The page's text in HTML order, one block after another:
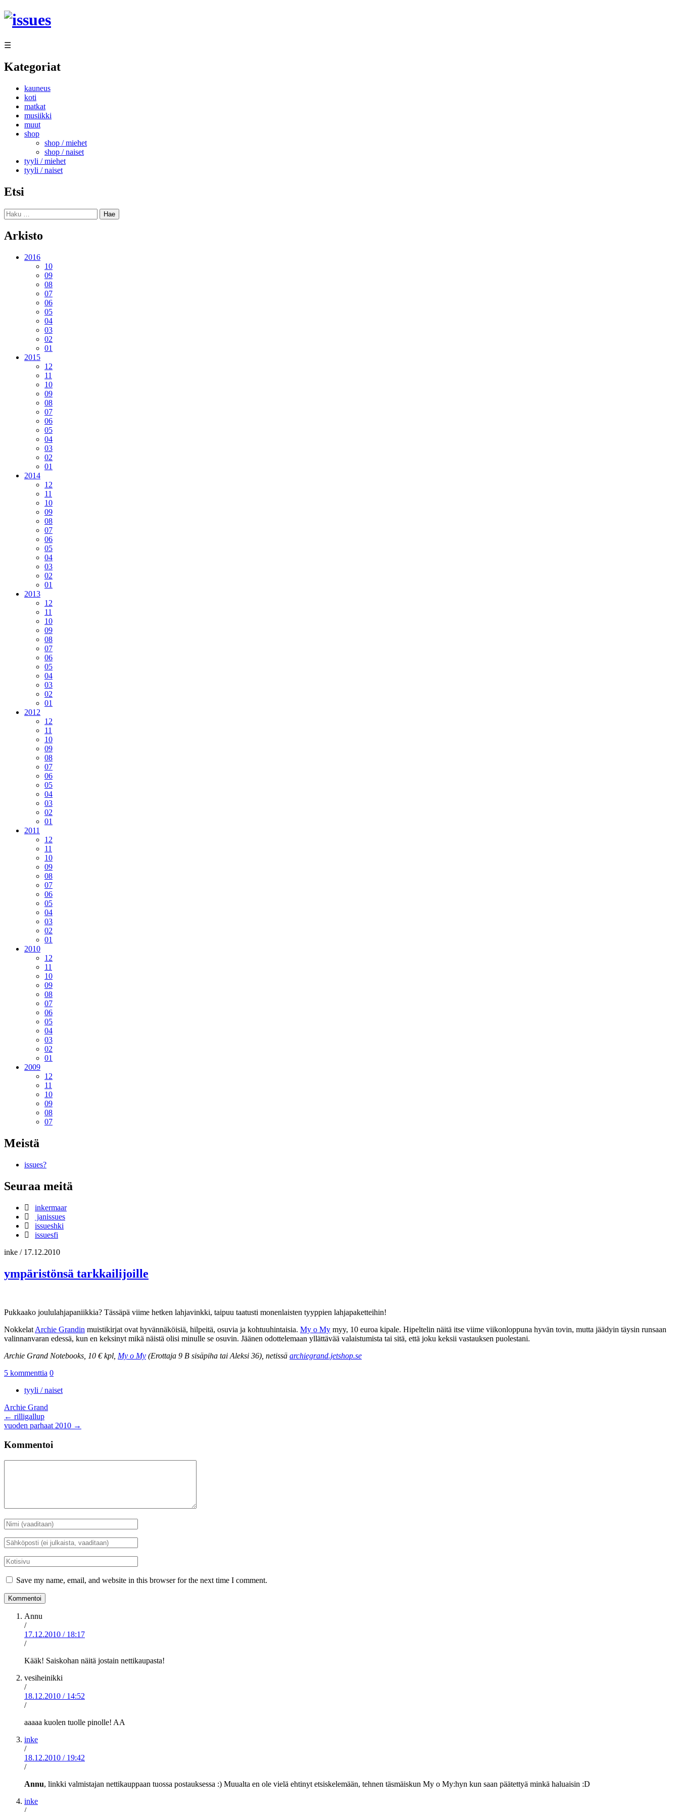
Siirry
sisältöön
☰
Kategoriat
kauneus
koti
matkat
musiikki
muut
shop
shop / miehet
shop / naiset
tyyli / miehet
tyyli / naiset
Etsi
Haku:
Arkisto
2016
10
09
08
07
06
05
04
03
02
01
2015
12
11
10
09
08
07
06
05
04
03
02
01
2014
12
11
10
09
08
07
06
05
04
03
02
01
2013
12
11
10
09
08
07
06
05
04
03
02
01
2012
12
11
10
09
08
07
06
05
04
03
02
01
2011
12
11
10
09
08
07
06
05
04
03
02
01
2010
12
11
10
09
08
07
06
05
04
03
02
01
2009
12
11
10
09
08
07
Meistä
issues?
Seuraa meitä
inkermaar
janissues
issueshki
issuesfi
inke / 17.12.2010
ympäristönsä tarkkailijoille
Pukkaako joululahjapaniikkia? Tässäpä viime hetken lahjavinkki, taipuu taatusti monenlaisten tyyppien lahjapaketteihin!
Nokkelat Archie Grandin muistikirjat ovat hyvännäköisiä, hilpeitä, osuvia ja kohtuuhintaisia. My o My myy, 10 euroa kipale. Hipeltelin näitä itse viime viikonloppuna hyvän tovin, mutta jäädyin täysin runsaan
valinnanvaran edessä, kun en keksinyt mikä näistä olisi minulle se osuvin. Jäänen odottelemaan yllättävää valaistumista tai sitä, että joku keksii vastauksen puolestani.
Archie Grand Notebooks, 10 € kpl, My o My (Erottaja 9 B sisäpiha tai Aleksi 36), netissä archiegrand.jetshop.se
5 kommenttia 0
tyyli / naiset
Archie Grand
Artikkelien
selaus
← rilligallup
vuoden parhaat 2010 →
Kommentoi
Nimi
*
Sähköposti
*
Kotisivu
Save my name, email, and website in this browser for the next time I comment.
Annu
/
17.12.2010 / 18:17
/
Kääk! Saiskohan näitä jostain nettikaupasta!
vesiheinikki
/
18.12.2010 / 14:52
/
aaaaa kuolen tuolle pinolle! AA
inke
/
18.12.2010 / 19:42
/
Annu, linkki valmistajan nettikauppaan tuossa postauksessa :) Muualta en ole vielä ehtinyt etsiskelemään, tehnen täsmäiskun My o My:hyn kun saan päätettyä minkä haluaisin :D
inke